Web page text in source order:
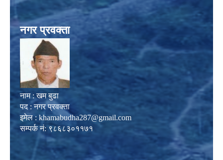
नगर प्रवक्ता
नाम : खम बुढा
पद : नगर प्रवक्ता
इमेल : khamabudha287@gmail.com
सम्पर्क नं: ९८६८३०११७१